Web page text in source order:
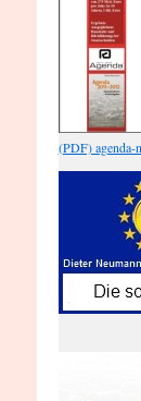
(PDF) agenda-